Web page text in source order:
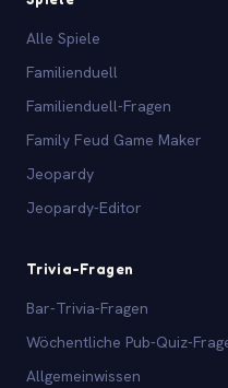
Alle Spiele
Familienduell
Familienduell-Fragen
Family Feud Game Maker
Jeopardy
Jeopardy-Editor
Trivia-Fragen
Bar-Trivia-Fragen
Wöchentliche Pub-Quiz-
Allgemeinwissen